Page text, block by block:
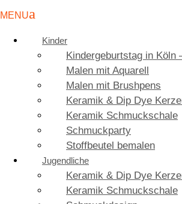
Kinder
Kindergeburtstag in Köln
Malen mit Aquarell
Malen mit Brushpens
Keramik & Dip Dye
Keramik Schmuckschale
Schmuckparty
Stoffbeutel bemalen
Jugendliche
Keramik & Dip Dye
Keramik Schmuckschale